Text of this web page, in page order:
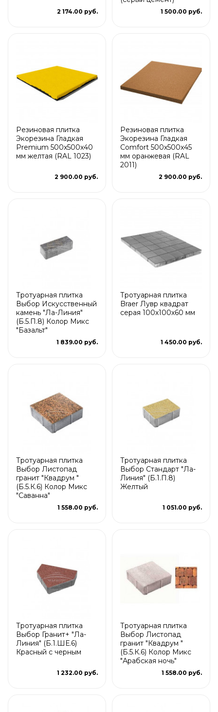
2 174.00 руб. 1 500.00 руб.
Резиновая плитка
Экорезина Гладкая
Premium 500x500x40
мм желтая (RAL 1023)
2 900.00 руб.
Резиновая плитка
Экорезина Гладкая
Comfort 500x500x45
мм оранжевая (RAL
2011)
2 900.00 руб.
Тротуарная плитка
Выбор Искусственный
камень "Ла-Линия"
(Б.5.П.8) Колор Микс
"Базальт"
1 839.00 руб.
Тротуарная плитка
Braer Лувр квадрат
серая 100х100х60 мм
1 450.00 руб.
Тротуарная плитка
Выбор Листопад
гранит "Квадрум "
(Б.5.К.6) Колор Микс
"Саванна"
1 558.00 руб.
Тротуарная плитка
Выбор Стандарт "Ла-
Линия" (Б.1.П.8)
Желтый
1 051.00 руб.
Тротуарная плитка
Выбор Гранит+ "Ла-
Линия" (Б.1.ШЕ.6)
Красный с черным
1 232.00 руб.
Тротуарная плитка
Выбор Листопад
гранит "Квадрум "
(Б.5.К.6) Колор Микс
"Арабская ночь"
1 558.00 руб.